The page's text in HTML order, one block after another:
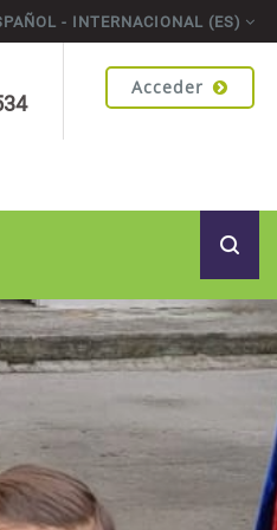
- INTERNACIONAL ‎(ES)‎
Acceder